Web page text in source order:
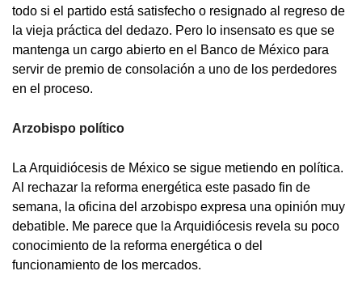
todo si el partido está satisfecho o resignado al regreso de
la vieja práctica del dedazo. Pero lo insensato es que se
mantenga un cargo abierto en el Banco de México para
servir de premio de consolación a uno de los perdedores
en el proceso.
Arzobispo político
La Arquidiócesis de México se sigue metiendo en política.
Al rechazar la reforma energética este pasado fin de
semana, la oficina del arzobispo expresa una opinión muy
debatible. Me parece que la Arquidiócesis revela su poco
conocimiento de la reforma energética o del
funcionamiento de los mercados.